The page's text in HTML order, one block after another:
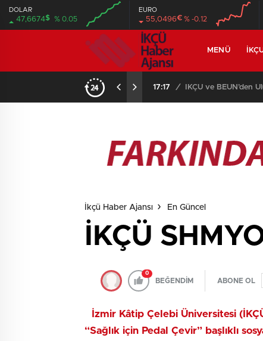
DOLAR
47,6674$ % 0.05
EURO
55,0496€ % -0.12
MENÜ
17:17 / İKÇÜ ve BEUN’den
İkçü Haber Ajansı En Güncel
İKÇÜ
0
BEĞENDİM ABONE OL
İzmir Kâtip Çelebi Üniversitesi
“Sağlık için Pedal Çevir” başlıklı